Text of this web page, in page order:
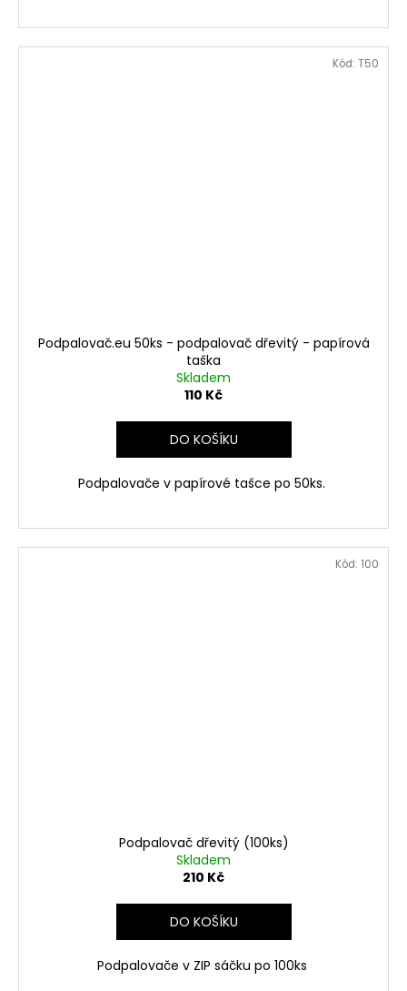
Podpalovač.eu 50ks - podpalovač dřevitý - papírová
taška
Skladem
110 Kč
DO KOŠÍKU
Podpalovače v papírové tašce po 50ks.
Kód: T50
Podpalovač dřevitý (100ks)
Skladem
210 Kč
DO KOŠÍKU
Podpalovače v ZIP sáčku po 100ks
Kód: 100